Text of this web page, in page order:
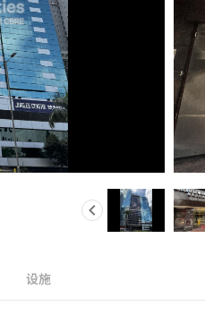
设施